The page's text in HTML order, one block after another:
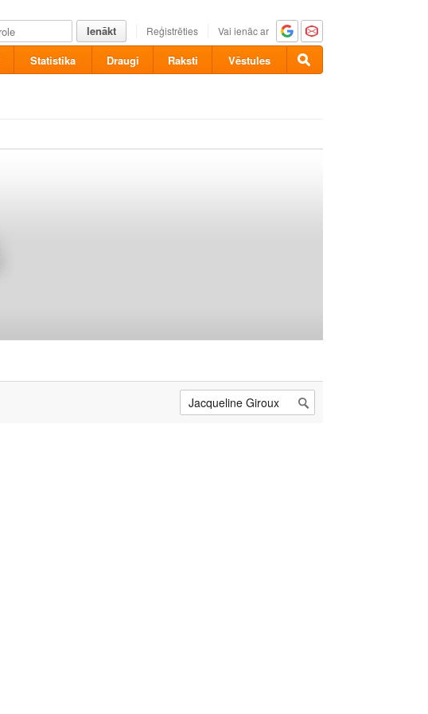
Ienākt Reģistrēties Vai ienāc ar
Statistika Draugi Raksti Vēstules